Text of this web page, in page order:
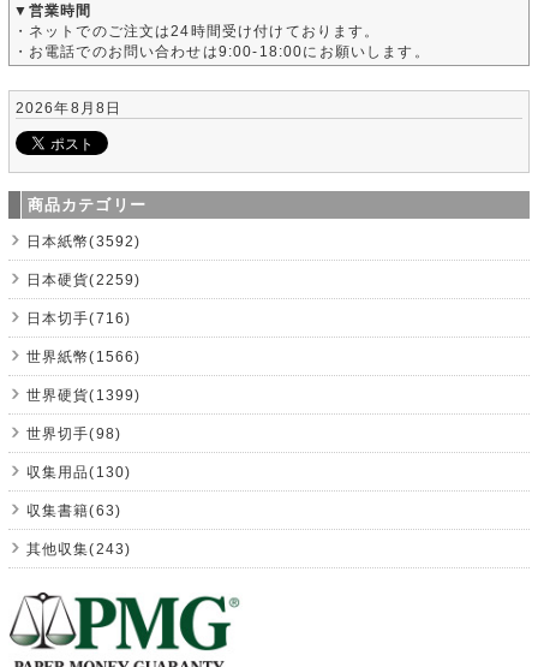
▼営業時間
・ネットでのご注文は24時間受け付けております。
・お電話でのお問い合わせは9:00-18:00にお願いします。
2026年8月8日
商品カテゴリー
日本紙幣(3592)
日本硬貨(2259)
日本切手(716)
世界紙幣(1566)
世界硬貨(1399)
世界切手(98)
収集用品(130)
収集書籍(63)
其他収集(243)